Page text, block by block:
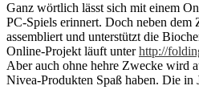
Ganz wörtlich lässt sich mit einem
PC-Spiels erinnert. Doch neben dem
assembliert und unterstützt die
Online-Projekt läuft unterhttp://
Aber auch ohne hehre Zwecke wird
Nivea-Produkten Spaß haben. Die in